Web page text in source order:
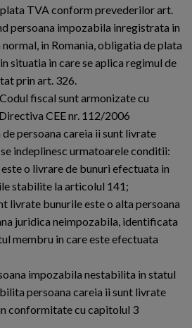
TVA conform prevederilor art.
persoana impozabila inregistrata in
in Romania, obligatia de plata
situatia in care se aplica regimul de
prin art. 326.
fiscal sunt armonizate cu
CEE nr. 112/2006
persoana careia ii sunt livrate
indeplinesc urmatoarele conditii:
o livrare de bunuri efectuata in
stabilite la articolul 141;
livrate bunurile este o alta persoana
juridica neimpozabila, identificata
membru in care este efectuata
impozabila nestabilita in statul
persoana careia ii sunt livrate
conformitate cu capitolul 3